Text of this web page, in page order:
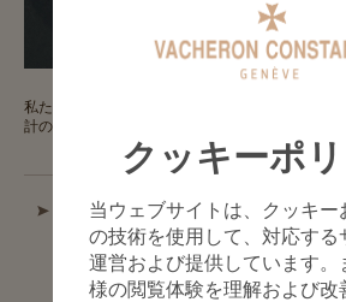
私たちの熟練した時計師は、時の経過による風
計の機能を適切に保つために必要な調整を行いま
プレミアム修復サービス
クッキーポ
当ウェブサイトは、クッキー
の技術を使用して、対応する
運営および提供しています。
様の閲覧体験を理解および改